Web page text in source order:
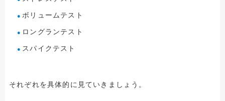
ボリュームテスト
ロングランテスト
スパイクテスト
それぞれを具体的に見ていきましょう。